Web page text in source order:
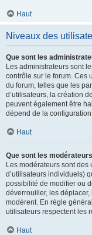
Haut
Niveaux des
Que sont les
Les administrateurs sont
contrôle sur le forum. Ces
du forum, telles que les
d’utilisateurs, la création
peuvent également être
dépend de la
Haut
Que sont les
Les modérateurs sont
d’utilisateurs individuels)
possibilité de modifier ou
déverrouiller, les
modèrent. En règle
utilisateurs respectent les
Haut